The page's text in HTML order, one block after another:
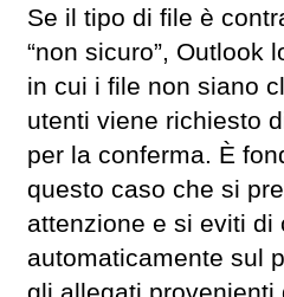
Se il tipo di file è
“non sicuro”, Outlook
in cui i file non siano
utenti viene richiesto
per la conferma. È
questo caso che si
attenzione e si eviti di
automaticamente sul